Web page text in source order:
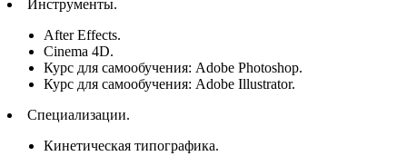
Инструменты.
After Effects.
Cinema 4D.
Курс для самообучения: Adobe Photoshop.
Курс для самообучения: Adobe Illustrator.
Специализации.
Кинетическая типографика.